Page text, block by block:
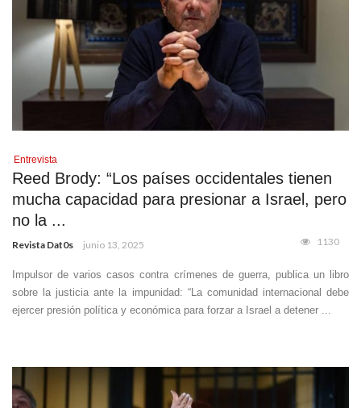
Entrevista
Reed Brody: “Los países occidentales tienen
mucha capacidad para presionar a Israel, pero
no la ...
Revista Dat0s junio 13, 2025 1130
Impulsor de varios casos contra crímenes de guerra, publica un libro
sobre la justicia ante la impunidad: “La comunidad internacional debe
ejercer presión política y económica para forzar a Israel a detener ...